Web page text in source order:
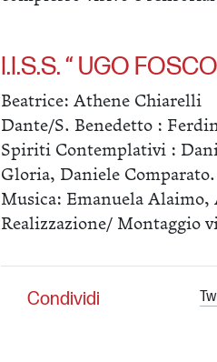
I.I.S.S. “ UGO
Beatrice: Athene Chiarelli
Dante/S. Benedetto :
Spiriti Contemplativi :
Gloria, Daniele Comparato.
Musica: Emanuela
Realizzazione/ Montaggio
Condividi